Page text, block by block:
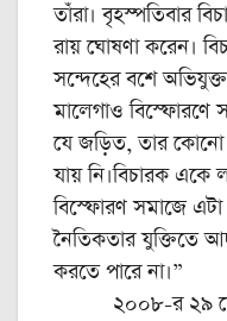
তাঁরা। বৃহস্পতিবার
রায় ঘোষণা করেন।
সন্দেহের বশে
মালেগাও বিস্ফোরণে
যে জড়িত, তার কোনো
যায় নি।বিচারক একে
বিস্ফোরণ সমাজে
নৈতিকতার যুক্তিতে
করতে পারে না।”
২০০৮-র ২৯